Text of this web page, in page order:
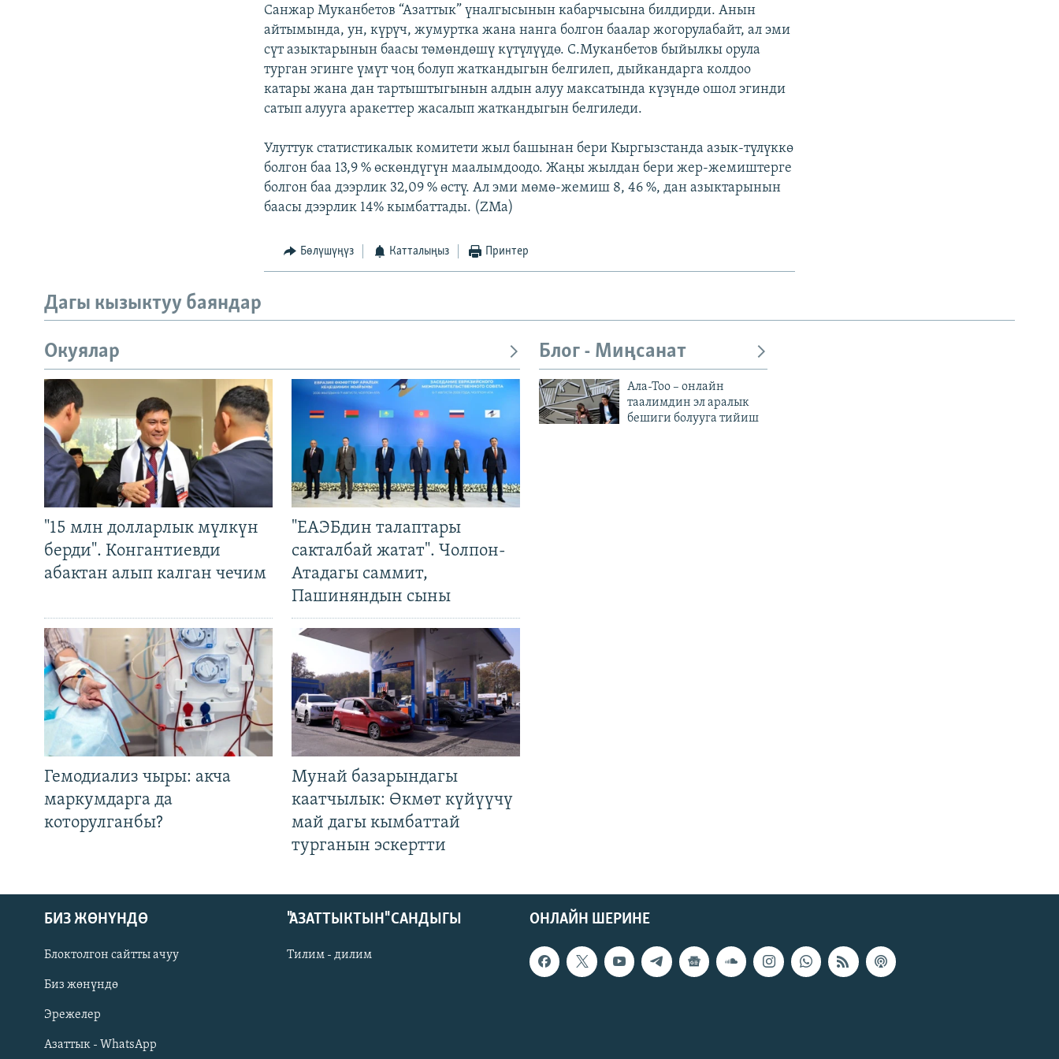
Русский
ОНЛАЙН ШЕРИНЕ
Санжар Муканбетов “Азаттык” үналгысынын кабарчысына билдирди. Анын
айтымында, ун, күрүч, жумуртка жана нанга болгон баалар жогорулабайт, ал эми
сүт азыктарынын баасы төмөндөшү күтүлүүдө. С.Муканбетов быйылкы орула
турган эгинге үмүт чоң болуп жаткандыгын белгилеп, дыйкандарга колдоо
катары жана дан тартыштыгынын алдын алуу максатында күзүндө ошол эгинди
сатып алууга аракеттер жасалып жаткандыгын белгиледи.
Улуттук статистикалык комитети жыл башынан бери Кыргызстанда азык-түлүккө
болгон баа 13,9 % өскөндүгүн маалымдоодо. Жаңы жылдан бери жер-жемиштерге
болгон баа дээрлик 32,09 % өстү. Ал эми мөмө-жемиш 8, 46 %, дан азыктарынын
баасы дээрлик 14% кымбаттады. (ZMa)
Бөлүшүңүз Катталыңыз Принтер
Дагы кызыктуу баяндар
Окуялар
"15 млн долларлык мүлкүн
берди". Конгантиевди
абактан алып калган чечим
"ЕАЭБдин талаптары
сакталбай жатат". Чолпон-
Атадагы саммит,
Пашиняндын сыны
Гемодиализ чыры: акча
маркумдарга да
которулганбы?
Мунай базарындагы
каатчылык: Өкмөт күйүүчү
май дагы кымбаттай
турганын эскертти
Блог - Миңсанат
Ала-Тоо – онлайн
таалимдин эл аралык
бешиги болууга тийиш
ОНЛАЙН ШЕРИНЕ
БИЗ ЖӨНҮНДӨ
Блоктолгон сайтты ачуу
Биз жөнүндө
Эрежелер
Азаттык - WhatsApp
"АЗАТТЫКТЫН" САНДЫГЫ
Тилим - дилим